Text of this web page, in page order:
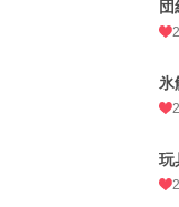
団
2
氷
2
玩
2